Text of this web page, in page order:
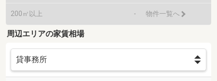
200㎡以上 - 物件一覧へ
周辺エリアの家賃相場